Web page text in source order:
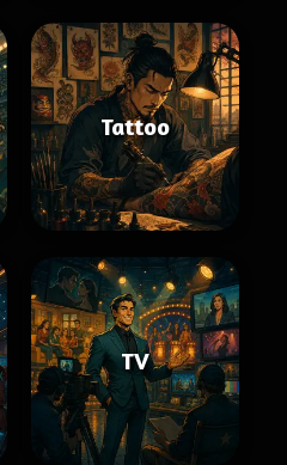
Tattoo
TV